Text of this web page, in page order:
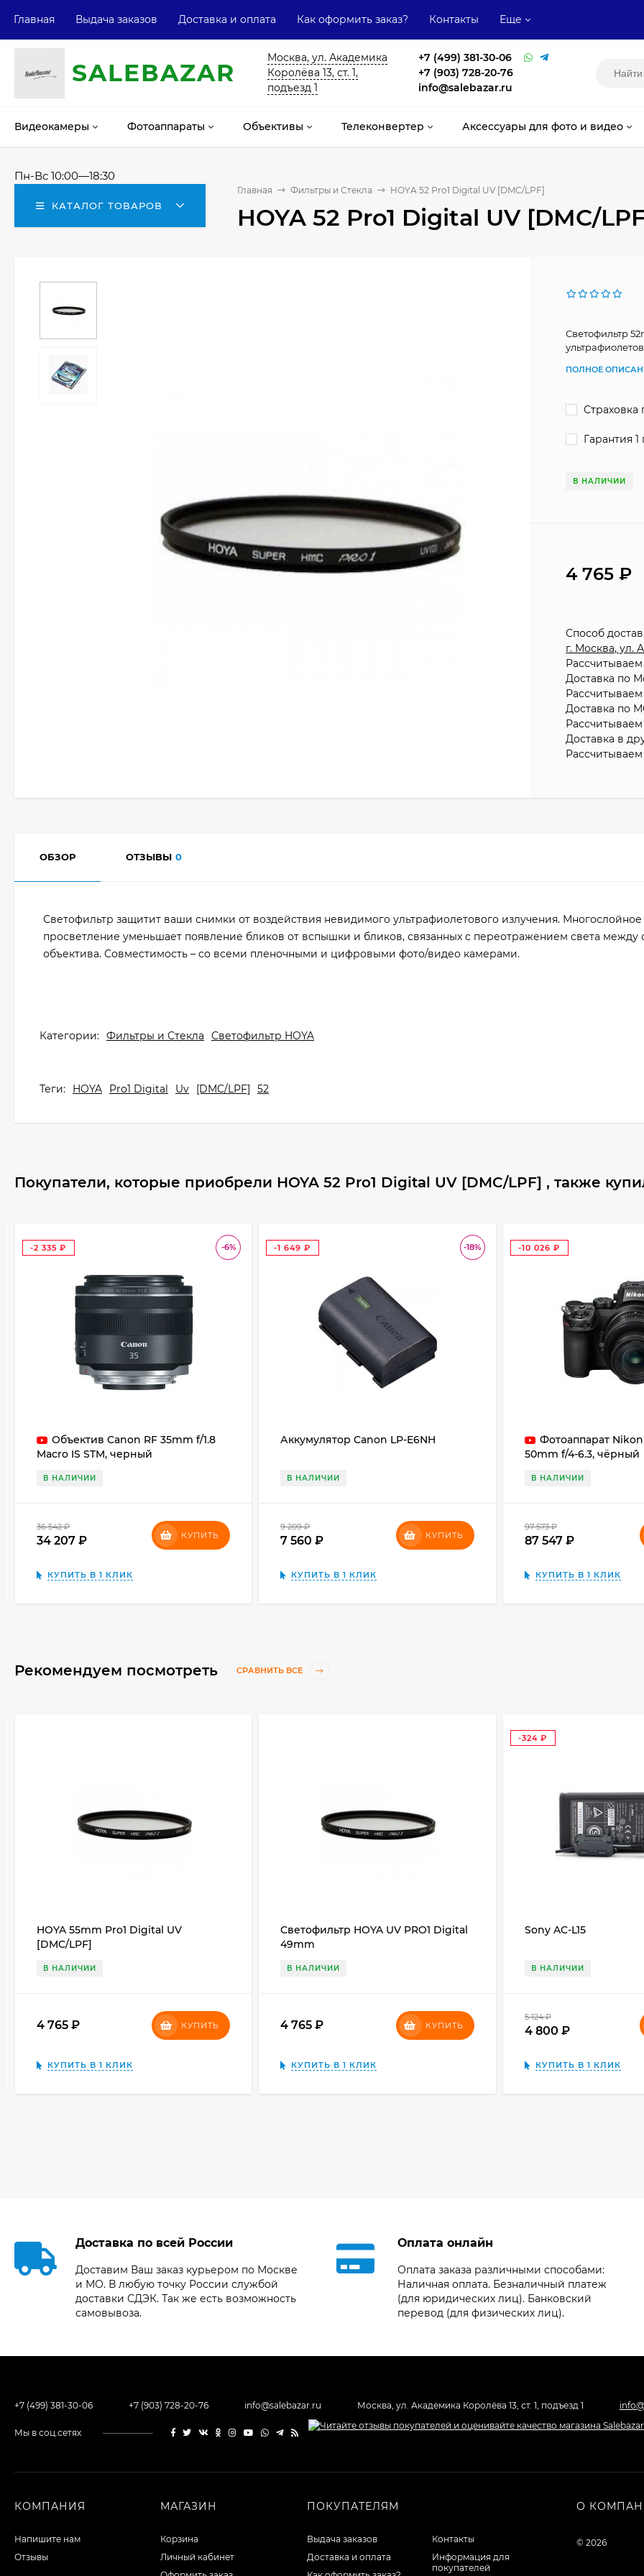
Главная Выдача заказов Доставка и оплата Как оформить заказ? Контакты Еще
SALEВAZAR
Москва, ул. Академика
Королёва 13, ст. 1,
подъезд 1
+7 (499) 381-30-06
+7 (903) 728-20-76
info@salebazar.ru
Видеокамеры Фотоаппараты Объективы Телеконвертер Аксессуары для фото и видео
Пн-Вс 10:00—18:30
КАТАЛОГ ТОВАРОВ
Главная Фильтры и Стекла HOYA 52 Pro1 Digital UV [DMC/LPF]
HOYA 52 Pro1 Digital UV [DMC/
Светофильтр
ПОЛНОЕ
Страховка
Гарантия
В НАЛИЧИИ
4 765
Способ
г. Москва, ул.
Рассчитываем
Доставка по
Рассчитываем
Доставка по
Рассчитываем
Доставка в
Рассчитываем
ОБЗОР ОТЗЫВЫ 0
Светофильтр защитит ваши снимки от воздействия невидимого ультрафиолетового излучения. Многослойное
просветление уменьшает появление бликов от вспышки и бликов, связанных с переотражением света между
объектива. Совместимость – со всеми пленочными и цифровыми фото/видео камерами.
Категории: Фильтры и Стекла Светофильтр HOYA
Теги: HOYA Pro1 Digital Uv [DMC/LPF] 52
Покупатели, которые приобрели HOYA 52 Pro1 Digital UV [DMC/LPF] , также
-6%
-2 335
Объектив Canon RF 35mm f/1.8
Macro IS STM, черный
В НАЛИЧИИ
36 542 ₽
34 207 ₽ КУПИТЬ
КУПИТЬ В 1 КЛИК
-18%
-1 649
Аккумулятор Canon LP-E6NH
В НАЛИЧИИ
9 209 ₽
7 560 КУПИТЬ
КУПИТЬ В 1 КЛИК
-10 026
Фотоаппарат
50mm f/4-6.3, чёрный
В НАЛИЧИИ
97 573 ₽
87 547 ₽
КУПИТЬ В 1 КЛИК
Рекомендуем посмотреть СРАВНИТЬ ВСЕ
HOYA 55mm Pro1 Digital UV
[DMC/LPF]
В НАЛИЧИИ
4 765 ₽ КУПИТЬ
КУПИТЬ В 1 КЛИК
Светофильтр HOYA UV PRO1 Digital
49mm
В НАЛИЧИИ
4 765 КУПИТЬ
КУПИТЬ В 1 КЛИК
-324
Sony AC-L15
В НАЛИЧИИ
5 124 ₽
4 800 ₽
КУПИТЬ В 1 КЛИК
Доставка по всей России
Доставим Ваш заказ курьером по Москве
и МО. В любую точку России службой
доставки СДЭК. Так же есть возможность
самовывоза.
Оплата онлайн
Оплата заказа различными способами:
Наличная оплата. Безналичный платеж
(для юридических лиц). Банковский
перевод (для физических лиц).
+7 (499) 381-30-06 +7 (903) 728-20-76 info@salebazar.ru Москва, ул. Академика Королёва 13, ст. 1, подъезд 1
Мы в соц.сетях
КОМПАНИЯ
Напишите нам
Отзывы
МАГАЗИН
Корзина
Личный кабинет
ПОКУПАТЕЛЯМ
Выдача заказов
Доставка и оплата
Контакты
Информация для
покупателей
О
© 2026